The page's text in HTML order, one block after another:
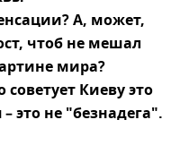
А, может,
чтоб не мешал
мира?
Киеву это
это не "безнадега".